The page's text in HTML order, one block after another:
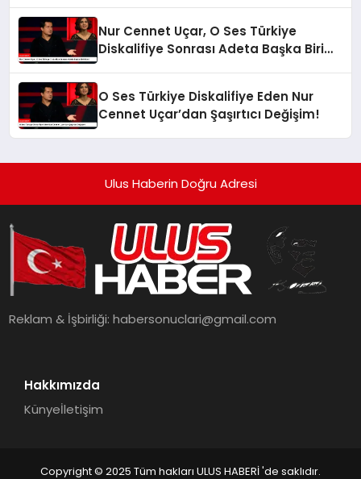
Nur Cennet Uçar, O Ses Türkiye
Diskalifiye Sonrası Adeta Başka Biri
O Ses Türkiye Diskalifiye Eden Nur
Cennet Uçar’dan Şaşırtıcı Değişim!
Ulus Haberin Doğru Adresi
Reklam & İşbirliği:habersonuclari@gmail.com
Hakkımızda
Künyeİletişim
Copyright © 2025 Tüm hakları ULUS HABERİ 'de saklıdır.